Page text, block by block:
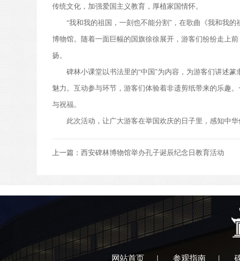
传统文化，加强爱国主义教育，厚植家国情怀。
“我和我的祖国，一刻也不能分割”，在歌曲《我和我的
博物馆。随着一面巨幅的国旗徐徐展开，游客们纷纷走上
扬。
碑林小课堂以书法里的“中国”为内容，为游客们讲述篆
魅力。互动参与环节，游客们体验着非遗剪纸带来的乐趣
与祝福。
此次活动，让广大游客在举国欢庆的日子里，感知中华
上一篇： 西安碑林博物馆举办孔子诞辰纪念日教育活动
网站首页 | 参观指南 |